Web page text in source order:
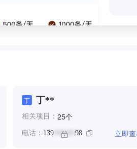
丁 丁**
相关项目： 25个
电话： 139 ****** 98 立即